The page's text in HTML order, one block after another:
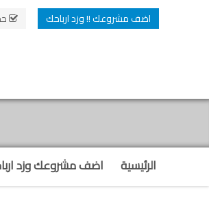
اضف مشروعك !! وزد ارباحك
الرئيسية اضف مشروعك وزد